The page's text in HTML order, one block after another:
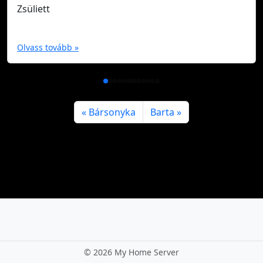
Zsüliett
Olvass tovább »
Bársonyka Barta
© 2026 My Home Server